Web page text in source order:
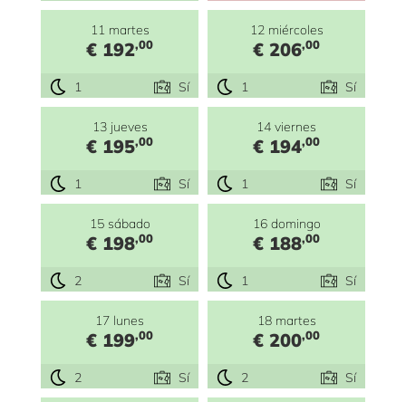
11 martes
€ 192,00
1 Sí
12 miércoles
€ 206,00
1 Sí
13 jueves
€ 195,00
1 Sí
14 viernes
€ 194,00
1 Sí
15 sábado
€ 198,00
2 Sí
16 domingo
€ 188,00
1 Sí
17 lunes
€ 199,00
2 Sí
18 martes
€ 200,00
2 Sí